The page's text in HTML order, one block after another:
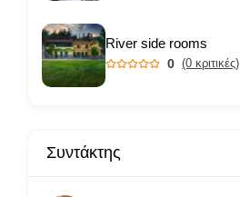
River side rooms
0 (0 κριτικές)
Συντάκτης